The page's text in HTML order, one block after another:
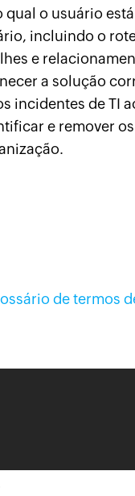
o usuário
incluindo o
e
a solução
incidentes de TI
e remover
de termos